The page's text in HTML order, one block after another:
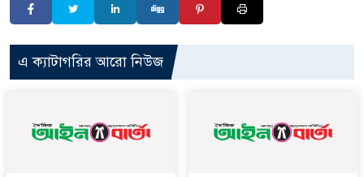
এ ক্যাটাগরির আরো নিউজ